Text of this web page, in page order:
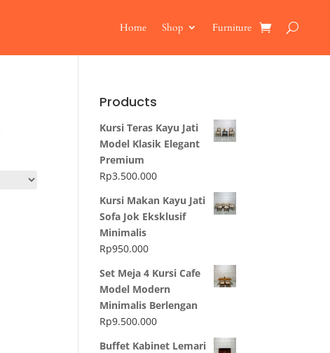
Home Shop Furniture
Products
Kursi Teras Kayu Jati
Model Klasik Elegant
Premium
Rp3.500.000
Kursi Makan Kayu Jati
Sofa Jok Eksklusif
Minimalis
Rp950.000
Set Meja 4 Kursi Cafe
Model Modern
Minimalis Berlengan
Rp9.500.000
Buffet Kabinet Lemari